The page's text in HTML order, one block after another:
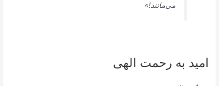
می‌مانند!»
امید به رحمت الهی